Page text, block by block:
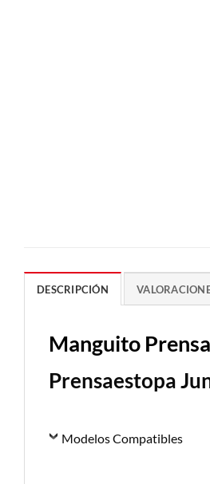
DESCRIPCIÓN
Manguito
Prensaestopa
Modelos Compatibles